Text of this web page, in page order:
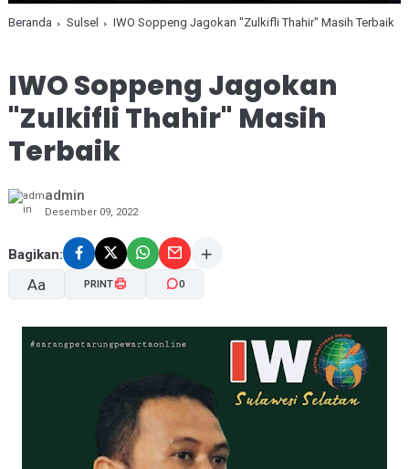
Beranda Sulsel IWO Soppeng Jagokan "Zulkifli Thahir" Masih Terbaik
IWO Soppeng Jagokan
"Zulkifli Thahir" Masih
Terbaik
admin
Desember 09, 2022
Bagikan:
Aa PRINT 0